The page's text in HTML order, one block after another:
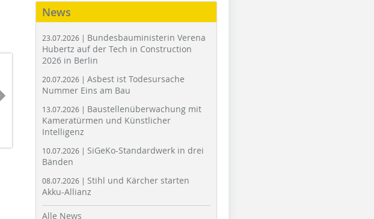
News
23.07.2026 | Bundesbauministerin Verena
Hubertz auf der Tech in Construction
2026 in Berlin
20.07.2026 | Asbest ist Todesursache
Nummer Eins am Bau
13.07.2026 | Baustellenüberwachung mit
Kameratürmen und Künstlicher
Intelligenz
10.07.2026 | SiGeKo-Standardwerk in drei
Bänden
08.07.2026 | Stihl und Kärcher starten
Akku-Allianz
Alle News